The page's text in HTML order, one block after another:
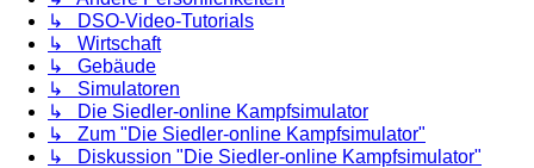
↳ DSO-Video-Tutorials
↳ Wirtschaft
↳ Gebäude
↳ Simulatoren
↳ Die Siedler-online Kampfsimulator
↳ Zum "Die Siedler-online Kampfsimulator"
↳ Diskussion "Die Siedler-online Kampfsimulator"